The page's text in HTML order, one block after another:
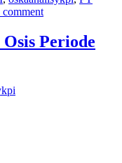
comment
Periode